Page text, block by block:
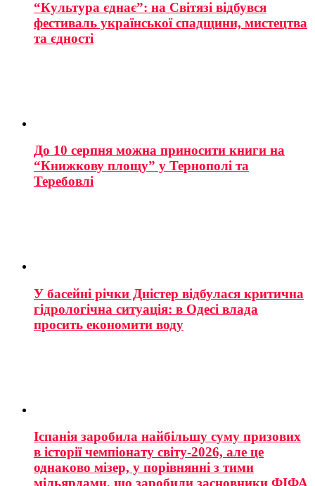
“Культура єднає”: на Світязі відбувся
фестиваль української спадщини, мистецтва
та єдності
До 10 серпня можна приносити книги на
“Книжкову площу” у Тернополі та
Теребовлі
У басейні річки Дністер відбулася критична
гідрологічна ситуація: в Одесі влада
просить економити воду
Іспанія заробила найбільшу суму призових
в історії чемпіонату світу-2026, але це
однаково мізер, у порівнянні з тими
мільярдами, що заробили засновники ФІФА